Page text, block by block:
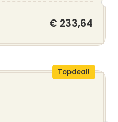
€ 233,64
Topdeal!